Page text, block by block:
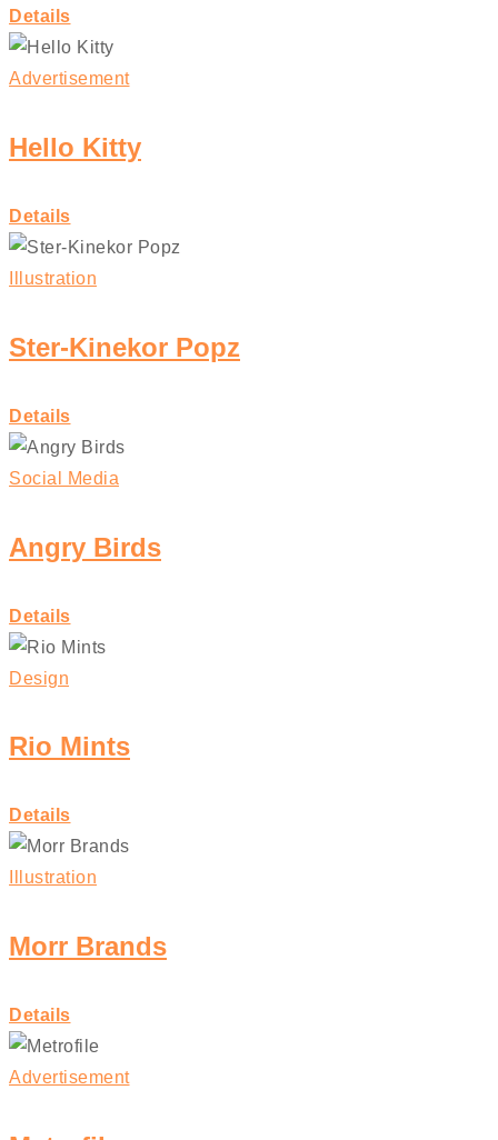
Details
Advertisement
Hello Kitty
Details
Illustration
Ster-Kinekor Popz
Details
Social Media
Angry Birds
Details
Design
Rio Mints
Details
Illustration
Morr Brands
Details
Advertisement